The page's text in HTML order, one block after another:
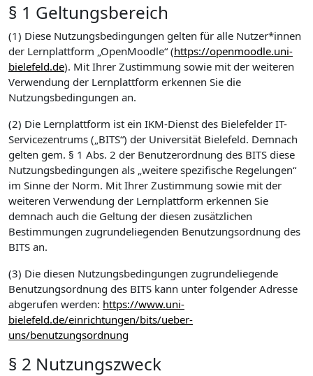
§ 1 Geltungsbereich
(1) Diese Nutzungsbedingungen gelten für alle Nutzer*innen
der Lernplattform „OpenMoodle“ (https://openmoodle.uni-
bielefeld.de). Mit Ihrer Zustimmung sowie mit der weiteren
Verwendung der Lernplattform erkennen Sie die
Nutzungsbedingungen an.
(2) Die Lernplattform ist ein IKM-Dienst des Bielefelder IT-
Servicezentrums („BITS“) der Universität Bielefeld. Demnach
gelten gem. § 1 Abs. 2 der Benutzerordnung des BITS diese
Nutzungsbedingungen als „weitere spezifische Regelungen“
im Sinne der Norm. Mit Ihrer Zustimmung sowie mit der
weiteren Verwendung der Lernplattform erkennen Sie
demnach auch die Geltung der diesen zusätzlichen
Bestimmungen zugrundeliegenden Benutzungsordnung des
BITS an.
(3) Die diesen Nutzungsbedingungen zugrundeliegende
Benutzungsordnung des BITS kann unter folgender Adresse
abgerufen werden: https://www.uni-
bielefeld.de/einrichtungen/bits/ueber-
uns/benutzungsordnung
§ 2 Nutzungszweck